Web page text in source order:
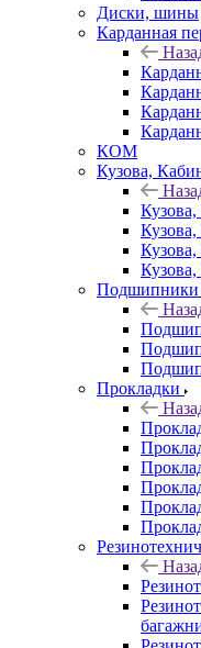
Диски, шины
Карданная
КОМ
Кузова,
Подшипники
Прокладки